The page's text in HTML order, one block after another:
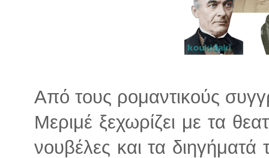
Από τους ρομαντικούς
Μεριμέ ξεχωρίζει με τα
νουβέλες και τα